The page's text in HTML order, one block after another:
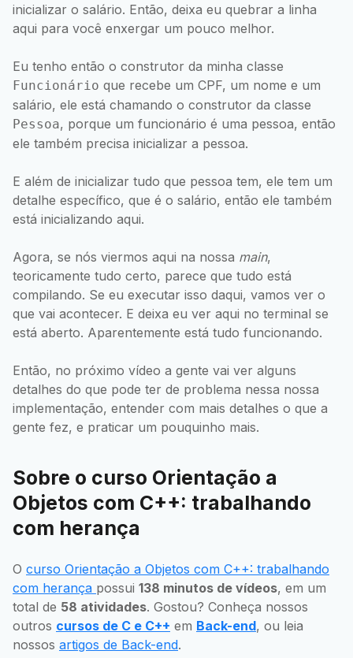
inicializar o salário. Então, deixa eu quebrar a linha
aqui para você enxergar um pouco melhor.
Eu tenho então o construtor da minha classe
Funcionário que recebe um CPF, um nome e um
salário, ele está chamando o construtor da classe
Pessoa, porque um funcionário é uma pessoa, então
ele também precisa inicializar a pessoa.
E além de inicializar tudo que pessoa tem, ele tem um
detalhe específico, que é o salário, então ele também
está inicializando aqui.
Agora, se nós viermos aqui na nossa main,
teoricamente tudo certo, parece que tudo está
compilando. Se eu executar isso daqui, vamos ver o
que vai acontecer. E deixa eu ver aqui no terminal se
está aberto. Aparentemente está tudo funcionando.
Então, no próximo vídeo a gente vai ver alguns
detalhes do que pode ter de problema nessa nossa
implementação, entender com mais detalhes o que a
gente fez, e praticar um pouquinho mais.
Sobre o curso Orientação a
Objetos com C++: trabalhando
com herança
O curso Orientação a Objetos com C++: trabalhando
com herança possui 138 minutos de vídeos, em um
total de 58 atividades. Gostou? Conheça nossos
outros cursos de C e C++ em Back-end, ou leia
nossos artigos de Back-end.